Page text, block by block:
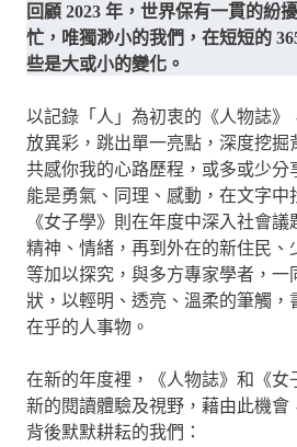
回顧 2023 年，世界保有一貫的紛
忙，唯獨渺小的我們，在短短的
些是大或小的變化。
以記錄「人」為初衷的《人物誌》
放異彩，跳出單一亮點，深度挖掘
共感你我的心路歷程，或多或少分
能是勇氣、同理、感動，在文字中
《女子學》則在年度中深入社會議
精神、情緒，再到外在的新住民、
等加以探究，與多方專家學者，一
狀，以輕明、透亮、溫柔的筆觸，
在乎的人事物。
在新的年度裡，《人物誌》和《女
新的閱讀體驗及視野，藉由此機會
背後默默耕耘的我們：